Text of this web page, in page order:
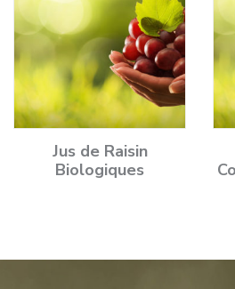
Jus de Raisin
Biologiques